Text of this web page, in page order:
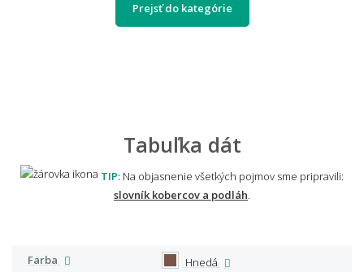
Prejsť do kategórie
Tabuľka dát
TIP: Na objasnenie všetkých pojmov sme pripravili:
slovník kobercov a podláh
Farba
Hnedá